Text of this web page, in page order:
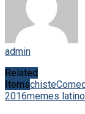
admin
Related
Itemschiste
2016memes